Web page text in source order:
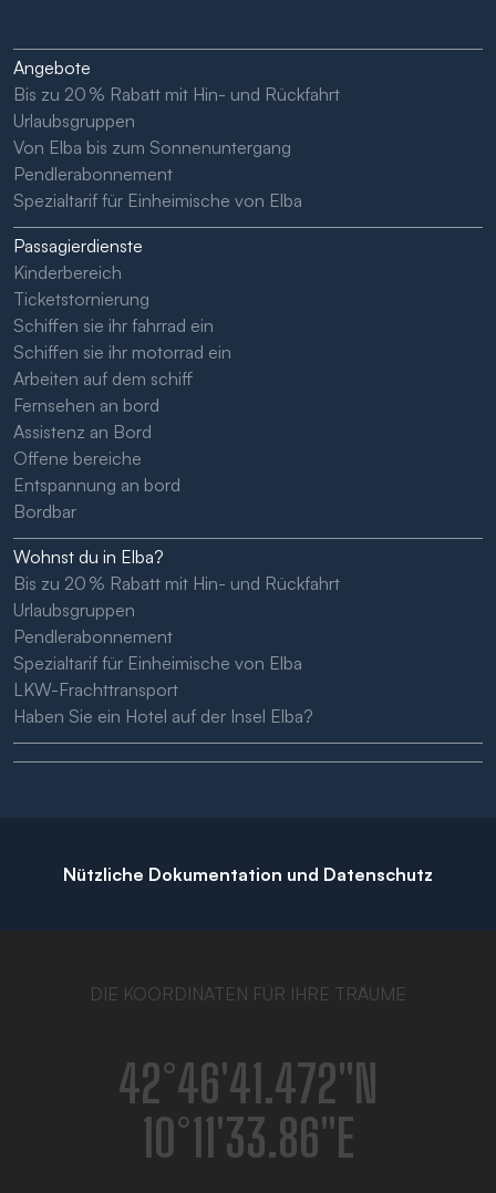
Angebote
Bis zu 20 % Rabatt mit Hin- und Rückfahrt
Urlaubsgruppen
Von Elba bis zum Sonnenuntergang
Pendlerabonnement
Spezialtarif für Einheimische von Elba
Passagierdienste
Kinderbereich
Ticketstornierung
Schiffen sie ihr fahrrad ein
Schiffen sie ihr motorrad ein
Arbeiten auf dem schiff
Fernsehen an bord
Assistenz an Bord
Offene bereiche
Entspannung an bord
Bordbar
Wohnst du in Elba?
Bis zu 20 % Rabatt mit Hin- und Rückfahrt
Urlaubsgruppen
Pendlerabonnement
Spezialtarif für Einheimische von Elba
LKW-Frachttransport
Haben Sie ein Hotel auf der Insel Elba?
Nützliche Dokumentation und Datenschutz
DIE KOORDINATEN FÜR IHRE TRÄUME
42°46′41.472″N
10°11′33.86″E